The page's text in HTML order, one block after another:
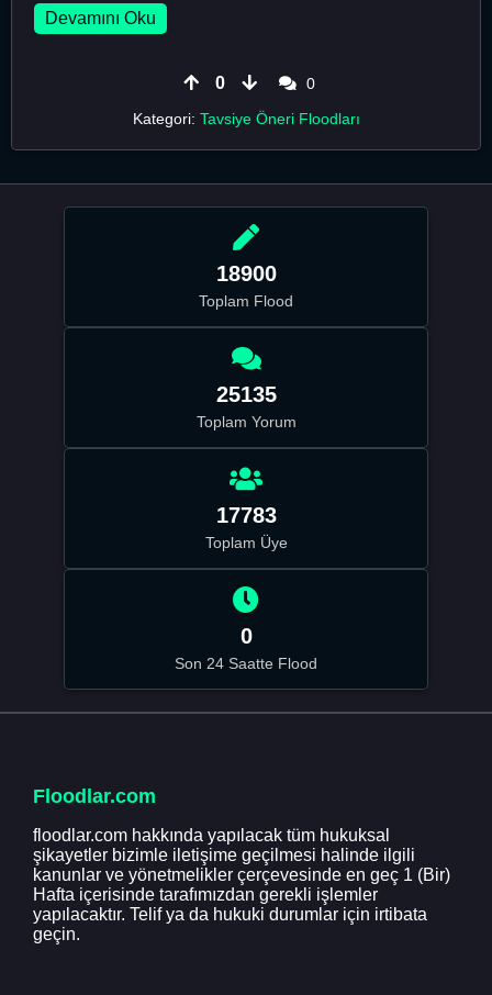
Devamını Oku
0
0
Kategori: Tavsiye Öneri Floodları
18900
Toplam Flood
25135
Toplam Yorum
17783
Toplam Üye
0
Son 24 Saatte Flood
Floodlar.com
floodlar.com hakkında yapılacak tüm hukuksal
şikayetler bizimle iletişime geçilmesi halinde ilgili
kanunlar ve yönetmelikler çerçevesinde en geç 1 (Bir)
Hafta içerisinde tarafımızdan gerekli işlemler
yapılacaktır. Telif ya da hukuki durumlar için irtibata
geçin.